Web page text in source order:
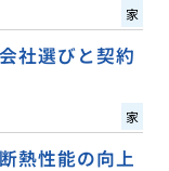
家
社選びと契約
家
熱性能の向上